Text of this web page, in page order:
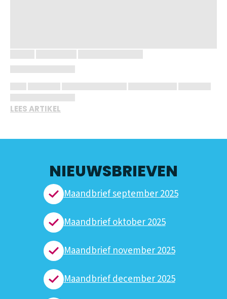
LEES ARTIKEL
NIEUWSBRIEVEN
Maandbrief september 2025
Maandbrief oktober 2025
Maandbrief november 2025
Maandbrief december 2025